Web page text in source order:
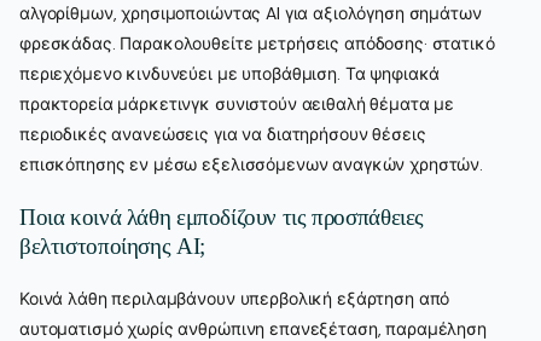
αλγορίθμων, χρησιμοποιώντας AI για αξιολόγηση σημάτων
φρεσκάδας. Παρακολουθείτε μετρήσεις απόδοσης· στατικό
περιεχόμενο κινδυνεύει με υποβάθμιση. Τα ψηφιακά
πρακτορεία μάρκετινγκ συνιστούν αειθαλή θέματα με
περιοδικές ανανεώσεις για να διατηρήσουν θέσεις
επισκόπησης εν μέσω εξελισσόμενων αναγκών χρηστών.
Ποια κοινά λάθη εμποδίζουν τις προσπάθειες
βελτιστοποίησης AI;
Κοινά λάθη περιλαμβάνουν υπερβολική εξάρτηση από
αυτοματισμό χωρίς ανθρώπινη επανεξέταση, παραμέληση